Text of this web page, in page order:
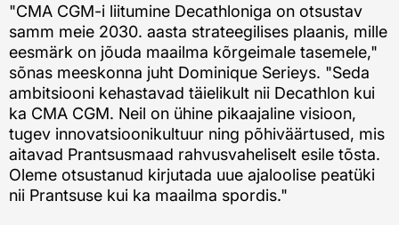
"CMA CGM-i liitumine Decathloniga on otsustav
samm meie 2030. aasta strateegilises plaanis, mille
eesmärk on jõuda maailma kõrgeimale tasemele,"
sõnas meeskonna juht Dominique Serieys. "Seda
ambitsiooni kehastavad täielikult nii Decathlon kui
ka CMA CGM. Neil on ühine pikaajaline visioon,
tugev innovatsioonikultuur ning põhiväärtused, mis
aitavad Prantsusmaad rahvusvaheliselt esile tõsta.
Oleme otsustanud kirjutada uue ajaloolise peatüki
nii Prantsuse kui ka maailma spordis."